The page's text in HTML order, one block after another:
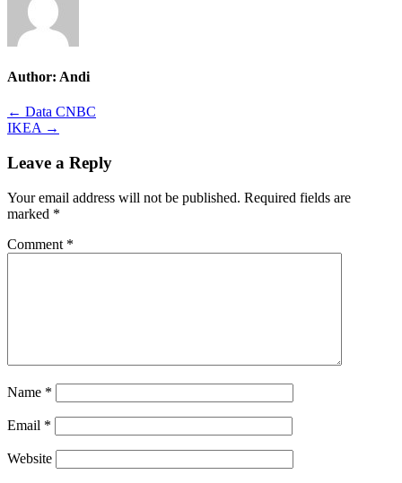
Author: Andi
Post
navigation
← Data CNBC
IKEA →
Leave a Reply
Your email address will not be published. Required fields are
marked *
Comment *
Name *
Email *
Website